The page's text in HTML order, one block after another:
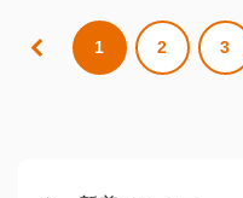
1 2 3